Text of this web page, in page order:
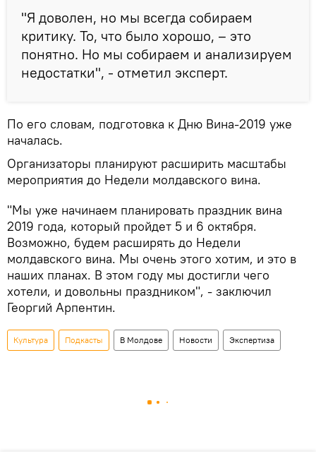
"Я доволен, но мы всегда собираем
критику. То, что было хорошо, – это
понятно. Но мы собираем и анализируем
недостатки", - отметил эксперт.
По его словам, подготовка к Дню Вина-2019 уже
началась.
Организаторы планируют расширить масштабы
мероприятия до Недели молдавского вина.
"Мы уже начинаем планировать праздник вина
2019 года, который пройдет 5 и 6 октября.
Возможно, будем расширять до Недели
молдавского вина. Мы очень этого хотим, и это в
наших планах. В этом году мы достигли чего
хотели, и довольны праздником", - заключил
Георгий Арпентин.
Культура Подкасты В Молдове Новости Экспертиза